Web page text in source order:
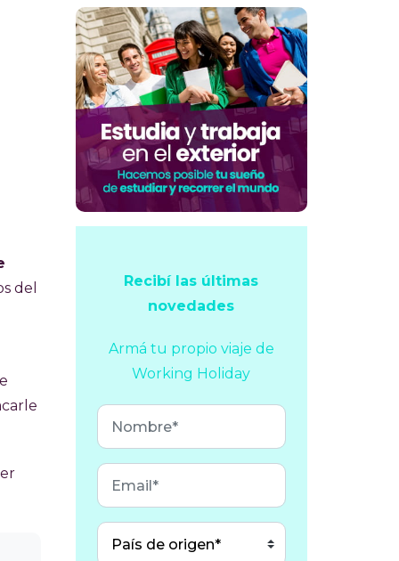
del
Recibí las últimas
novedades
Armá tu propio viaje de
Working Holiday